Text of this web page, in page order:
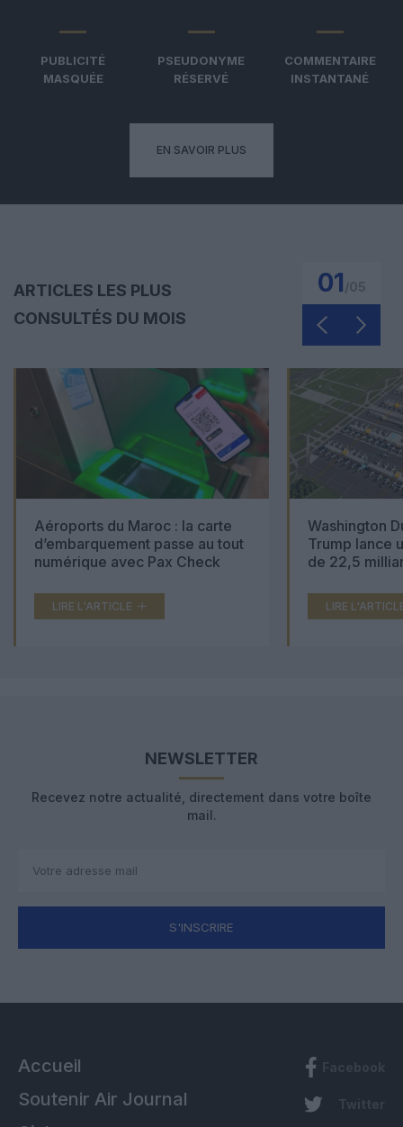
PUBLICITÉ
MASQUÉE
PSEUDONYME
RÉSERVÉ
COMMENTAIRE
INSTANTANÉ
EN SAVOIR PLUS
ARTICLES LES PLUS
CONSULTÉS DU MOIS
01
Aéroports du Maroc : la carte
d’embarquement passe au tout
numérique avec Pax Check
LIRE L'ARTICLE
Washington
Trump lance
de 22,5
LIRE
NEWSLETTER
Recevez notre actualité, directement dans votre boîte
mail.
S'INSCRIRE
Accueil
Soutenir Air Journal